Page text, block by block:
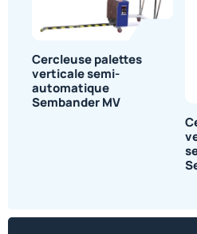
Cercleuse palettes
verticale semi-
automatique
Sembander MV